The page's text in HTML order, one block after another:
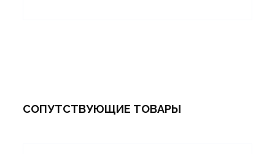
СОПУТСТВУЮЩИЕ ТОВАРЫ